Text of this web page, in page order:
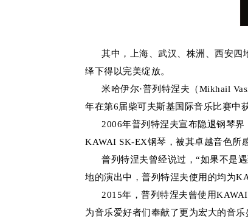
其中，上海、武汉、株洲、西安四
绎下得以完美绽放。
米哈伊尔·普列特涅夫（Mikhail
年在第6届柴可夫斯基国际音乐比赛中
2006年普列特涅夫宣布隐退钢琴界
KAWAI SK-EX钢琴，被其卓越音色所
普列特涅夫曾经说过，“如果不是遇
地的演出中，普列特涅夫使用的均为
2015年，普列特涅夫曾使用KAWAI
为音乐爱好者们奉献了更为宏大的音